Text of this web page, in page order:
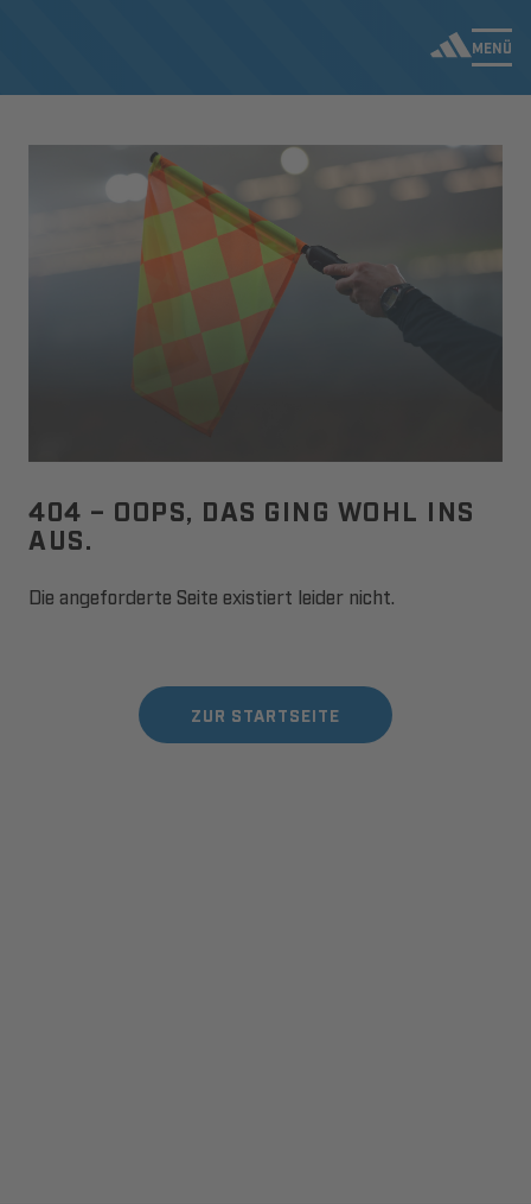
MENÜ
404 – OOPS, DAS GING WOHL INS
AUS.
Die angeforderte Seite existiert leider nicht.
ZUR STARTSEITE